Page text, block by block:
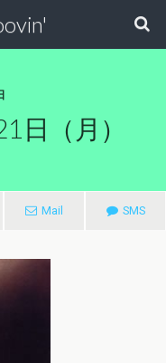
（月）
Mail SMS